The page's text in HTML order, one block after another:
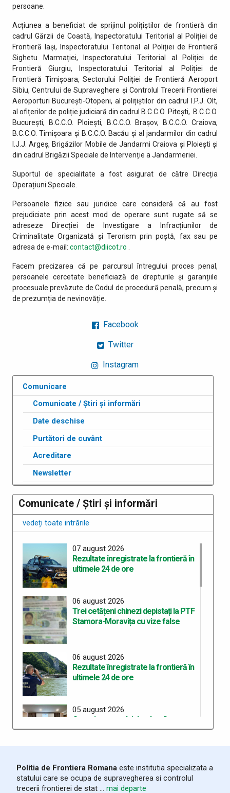
persoane.
Acțiunea a beneficiat de sprijinul polițiștilor de frontieră din
cadrul Gărzii de Coastă, Inspectoratului Teritorial al Poliției de
Frontieră Iași, Inspectoratului Teritorial al Poliției de Frontieră
Sighetu Marmației, Inspectoratului Teritorial al Poliției de
Frontieră Giurgiu, Inspectoratului Teritorial al Poliției de
Frontieră Timișoara, Sectorului Poliției de Frontieră Aeroport
Sibiu, Centrului de Supraveghere și Controlul Trecerii Frontierei
Aeroporturi București-Otopeni, al polițiștilor din cadrul I.P.J. Olt,
al ofițerilor de poliție judiciară din cadrul B.C.C.O. Pitești, B.C.C.O.
București, B.C.C.O. Ploiești, B.C.C.O. Brașov, B.C.C.O. Craiova,
B.C.C.O. Timișoara și B.C.C.O. Bacău și al jandarmilor din cadrul
I.J.J. Argeș, Brigăzilor Mobile de Jandarmi Craiova și Ploiești şi
din cadrul Brigăzii Speciale de Intervenție a Jandarmeriei.
Suportul de specialitate a fost asigurat de către Direcția
Operațiuni Speciale.
Persoanele fizice sau juridice care consideră că au fost
prejudiciate prin acest mod de operare sunt rugate să se
adreseze Direcției de Investigare a Infracțiunilor de
Criminalitate Organizată și Terorism prin poștă, fax sau pe
adresa de e-mail: contact@diicot.ro
Facem precizarea că pe parcursul întregului proces penal,
persoanele cercetate beneficiază de drepturile și garanțiile
procesuale prevăzute de Codul de procedură penală, precum și
de prezumția de nevinovăție.
Facebook
Twitter
Instagram
Comunicare
Comunicate / Știri și informări
Date deschise
Purtători de cuvânt
Acreditare
Newsletter
Comunicate / Știri și informări
vedeți toate intrările
07 august 2026
Rezultate înregistrate la frontieră în
ultimele 24 de ore
06 august 2026
Trei cetățeni chinezi depistați la PTF
Stamora-Moravița cu vize false
06 august 2026
Rezultate înregistrate la frontieră în
ultimele 24 de ore
05 august 2026
Organizarea celui de-al treilea
Workshop pentru elaborarea unei
05 august 2026
Politia de Frontiera Romana este institutia specializata a
statului care se ocupa de supravegherea si controlul
trecerii frontierei de stat ... mai departe